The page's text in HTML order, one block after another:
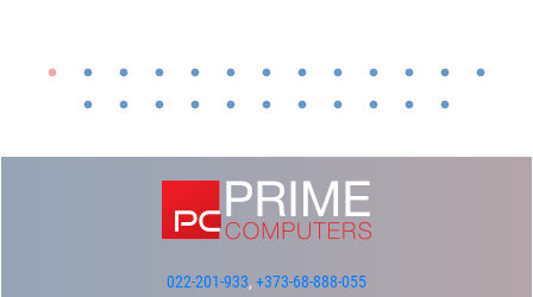
022-201-933, +373-68-888-055